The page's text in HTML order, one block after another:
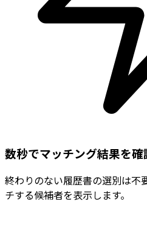
数秒でマッチング結果を確
終わりのない履歴書の選別は不
チする候補者を表示します。